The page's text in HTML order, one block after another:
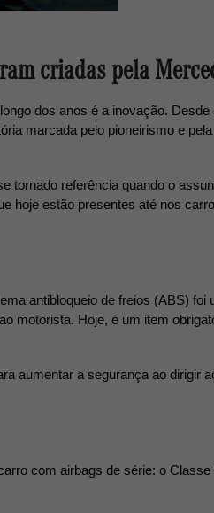
criadas pela
dos anos é a inovação.
marcada pelo pioneirismo e
referência quando o
hoje estão presentes até nos
antibloqueio de freios (ABS)
motorista. Hoje, é um item
aumentar a segurança ao dirigir
com airbags de série: o